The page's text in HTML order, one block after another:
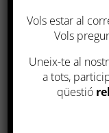
1ª
*La temperatura
Vols estar al
Vols
Uneix-te al
a tots,
qüestió